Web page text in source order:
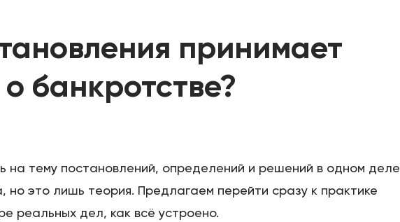
принимает
банкротстве?
на тему постановлений, определений и решений в одном деле
но это лишь теория. Предлагаем перейти сразу к практике
реальных дел, как всё устроено.